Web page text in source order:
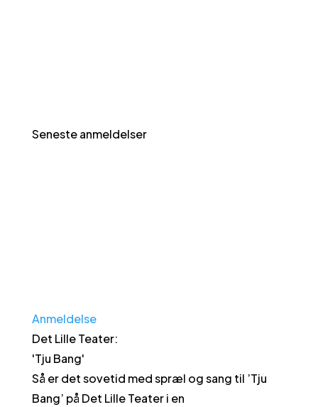
Seneste anmeldelser
Anmeldelse
Det Lille Teater:
'Tju Bang'
Så er det sovetid med spræl og sang til ’Tju
Bang’ på Det Lille Teater i en